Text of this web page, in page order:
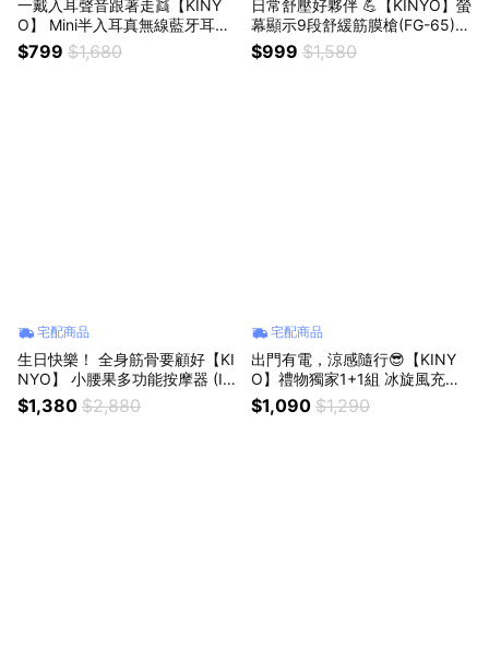
一戴入耳聲音跟著走👯【KINY
O】 Mini半入耳真無線藍牙耳機
(BTE-3901) 生日禮物 聖誕禮物
送禮
$799 $1,680
日常舒壓好夥伴 💪【KINYO】螢
幕顯示9段舒緩筋膜槍(FG-65)
送禮 禮物 日常 肩頸 舒緩 放鬆
$999 $1,580
宅配商品
生日快樂！ 全身筋骨要顧好【KI
NYO】 小腰果多功能按摩器 (IA
M-2709) 生日禮物 按摩 紓壓 母
親節 長輩送禮
$1,380 $2,880
宅配商品
出門有電，涼感隨行😎【KINY
O】禮物獨家1+1組 冰旋風充電
風扇+救急口袋充 父親節禮物 3
C週邊
$1,090 $1,290